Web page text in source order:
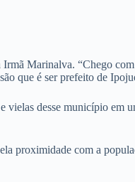
Marinalva. “Chego
que é ser prefeito de
vielas desse município em
proximidade com a